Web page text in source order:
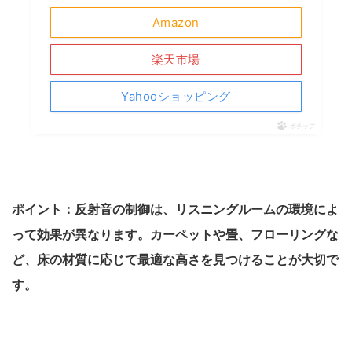
Amazon
楽天市場
Yahooショッピング
ポチップ
ポイント：反射音の制御は、リスニングルームの環境によ
って効果が異なります。カーペットや畳、フローリングな
ど、床の材質に応じて最適な高さを見つけることが大切で
す。